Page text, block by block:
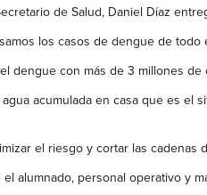
de Salud, Daniel Díaz
los casos de dengue de todo
con más de 3 millones
acumulada en casa que es
el riesgo y cortar las cadenas
personal operativo y